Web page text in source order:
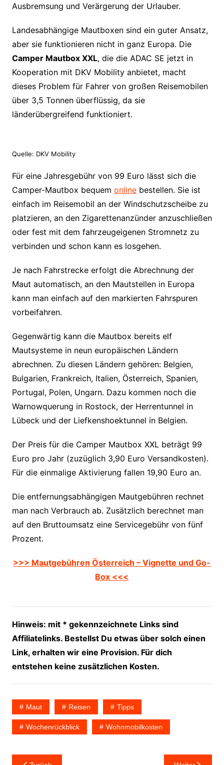
Ausbremsung und Verärgerung der Urlauber.
Landesabhängige Mautboxen sind ein guter Ansatz,
aber sie funktionieren nicht in ganz Europa. Die
Camper Mautbox XXL, die die ADAC SE jetzt in
Kooperation mit DKV Mobility anbietet, macht
dieses Problem für Fahrer von großen Reisemobilen
über 3,5 Tonnen überflüssig, da sie
länderübergreifend funktioniert.
Quelle: DKV Mobility
Für eine Jahresgebühr von 99 Euro lässt sich die
Camper-Mautbox bequem onlinebestellen. Sie ist
einfach im Reisemobil an der Windschutzscheibe zu
platzieren, an den Zigarettenanzünder anzuschließen
oder fest mit dem fahrzeugeigenen Stromnetz zu
verbinden und schon kann es losgehen.
Je nach Fahrstrecke erfolgt die Abrechnung der
Maut automatisch, an den Mautstellen in Europa
kann man einfach auf den markierten Fahrspuren
vorbeifahren.
Gegenwärtig kann die Mautbox bereits elf
Mautsysteme in neun europäischen Ländern
abrechnen. Zu diesen Ländern gehören: Belgien,
Bulgarien, Frankreich, Italien, Österreich, Spanien,
Portugal, Polen, Ungarn. Dazu kommen noch die
Warnowquerung in Rostock, der Herrentunnel in
Lübeck und der Liefkenshoektunnel in Belgien.
Der Preis für die Camper Mautbox XXL beträgt 99
Euro pro Jahr (zuzüglich 3,90 Euro Versandkosten).
Für die einmalige Aktivierung fallen 19,90 Euro an.
Die entfernungsabhängigen Mautgebühren rechnet
man nach Verbrauch ab. Zusätzlich berechnet man
auf den Bruttoumsatz eine Servicegebühr von fünf
Prozent.
>>> Mautgebühren Österreich – Vignette und Go-
Box <<<
Hinweis: mit * gekennzeichnete Links sind
Affiliatelinks. Bestellst Du etwas über solch einen
Link, erhalten wir eine Provision. Für dich
entstehen keine zusätzlichen Kosten.
Maut Reisen Tipps
Wochenrückblick Wohnmobilkosten
Beitragsnavigation